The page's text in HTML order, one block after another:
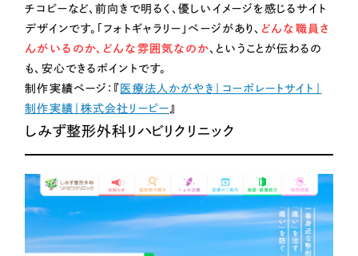
チコピーなど、前向きで明るく、優しいイメージを感じるサイト
デザインです。「フォトギャラリー」ページがあり、 どんな職員さ
んがいるのか、どんな雰囲気なのか、ということが伝わるの
も、安心できるポイントです。
制作実績ページ：『 医療法人かがやき｜コーポレートサイト｜
制作実績｜株式会社リーピー』
しみず整形外科リハビリクリニック